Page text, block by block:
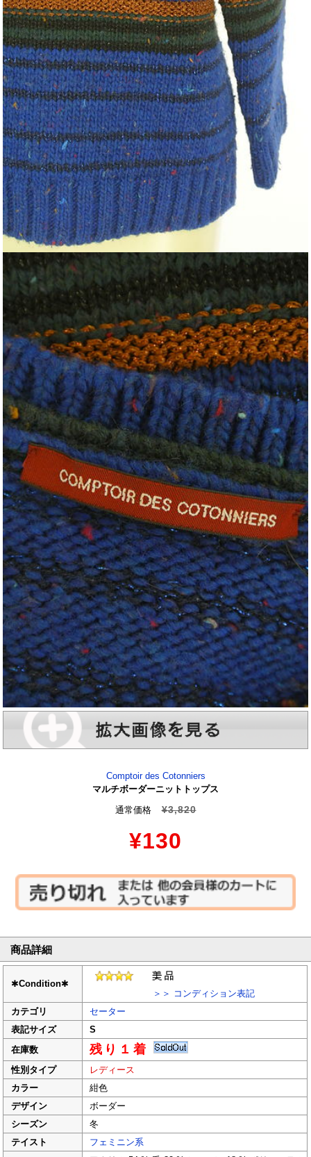
Comptoir des Cotonniers
マルチボーダーニットトップス
通常価格
¥3,820
¥130
商品詳細
✱Condition✱
＞＞ コンディション表記
カテゴリ
セーター
表記サイズ
S
在庫数
残り１着
性別タイプ
レディース
カラー
紺色
デザイン
ボーダー
シーズン
冬
テイスト
フェミニン系